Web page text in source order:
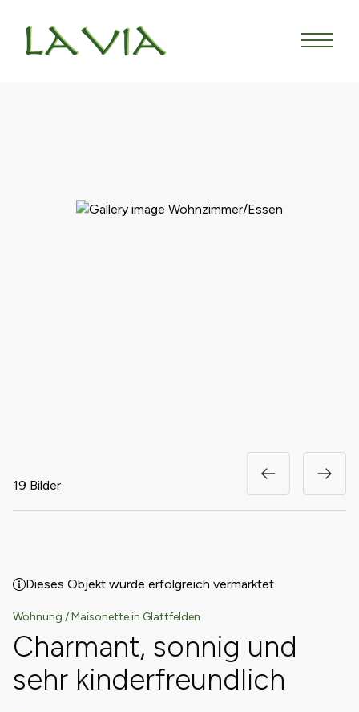
19 Bilder
Dieses Objekt wurde erfolgreich vermarktet.
Wohnung / Maisonette in Glattfelden
Charmant, sonnig und
sehr kinderfreundlich